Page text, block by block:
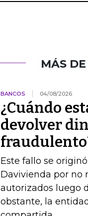
MÁS
BANCOS 04/08/2026
¿Cuándo
devolver
Este fallo se
Davivienda por no
autorizados luego
obstante, la